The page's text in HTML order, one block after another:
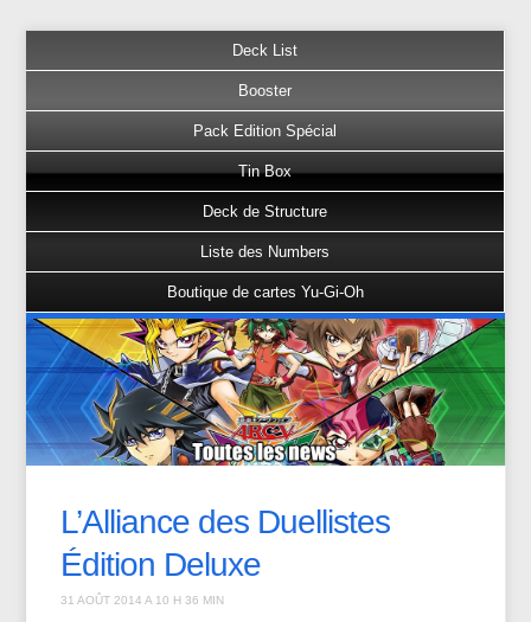
Deck List
Booster
Pack Edition Spécial
Tin Box
Deck de Structure
Liste des Numbers
Boutique de cartes Yu-Gi-Oh
L’Alliance des Duellistes
Édition Deluxe
31 AOÛT 2014 A 10 H 36 MIN